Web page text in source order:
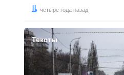
Дата:четыре года назад
Тексты